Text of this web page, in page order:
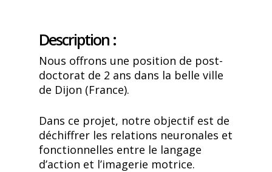
Description :
Nous offrons une position de post-
doctorat de 2 ans dans la belle ville
de Dijon (France).
Dans ce projet, notre objectif est de
déchiffrer les relations neuronales et
fonctionnelles entre le langage
d’action et l’imagerie motrice.